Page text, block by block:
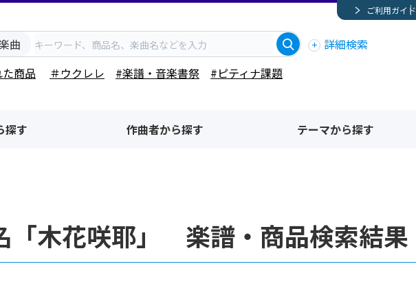
ご利用ガイド
曲
詳細検索
商品
＃ウクレレ #楽譜・音楽書祭
#ピティナ課題
探す 作曲者から探す テーマから探す
「木花咲耶」 楽譜・商品検索結果